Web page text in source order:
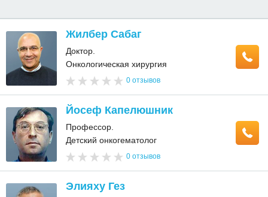
Жилбер Сабаг
Доктор.
Онкологическая хирургия
0 отзывов
Йосеф Капелюшник
Профессор.
Детский онкогематолог
0 отзывов
Элияху Гез